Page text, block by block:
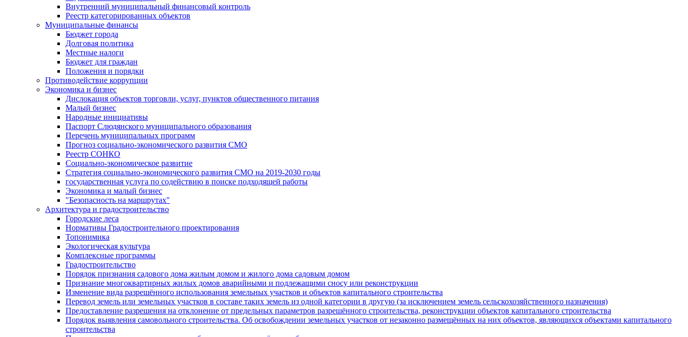
Внутренний муниципальный финансовый контроль
Реестр категорированных объектов
Муниципальные финансы
Бюджет города
Долговая политика
Местные налоги
Бюджет для граждан
Положения и порядки
Противодействие коррупции
Экономика и бизнес
Дислокация объектов торговли, услуг, пунктов общественного питания
Малый бизнес
Народные инициативы
Паспорт Слюдянского муниципального образования
Перечень муниципальных программ
Прогноз социально-экономического развития СМО
Реестр СОНКО
Социально-экономическое развитие
Стратегия социально-экономического развития СМО на 2019-2030 годы
государственная услуга по содействию в поиске подходящей работы
Экономика и малый бизнес
"Безопасность на маршрутах"
Архитектура и градостроительство
Городские леса
Нормативы Градостроительного проектирования
Топонимика
Экологическая культура
Комплексные программы
Градостроительство
Порядок признания садового дома жилым домом и жилого дома садовым домом
Признание многоквартирных жилых домов аварийными и подлежащими сносу или реконструкции
Изменение вида разрешённого использования земельных участков и объектов капитального строительства
Перевод земель или земельных участков в составе таких земель из одной категории в другую (за исключением земель сельскохозяйственного назначения)
Предоставление разрешения на отклонение от предельных параметров разрешённого строительства, реконструкции объектов капитального строительства
Порядок выявления самовольного строительства. Об освобождении земельных участков от незаконно размещённых на них объектов, являющихся объектами капитального
строительства